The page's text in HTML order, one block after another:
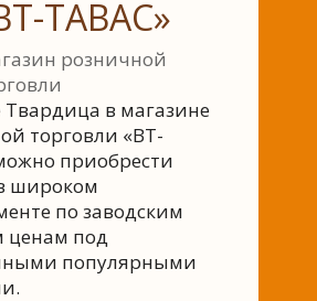
TABAC»
розничной
Твардица в магазине
торговли «BT-
приобрести
широком
по заводским
ценам под
популярными